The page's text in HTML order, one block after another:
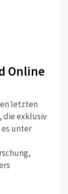
Online
letzten
die exklusiv
unter